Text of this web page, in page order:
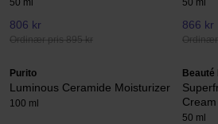
806 kr
Ordinær pris 895 kr
866 kr
Ordinær
Purito
Luminous Ceramide Moisturizer
100 ml
Beauté
50 ml